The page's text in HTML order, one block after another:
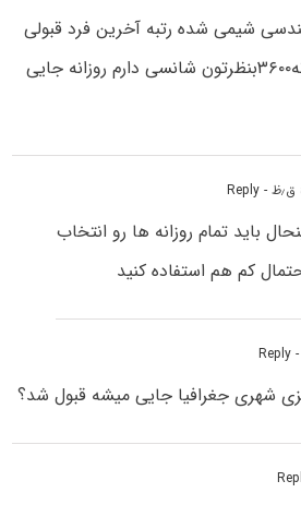
ببخشید رتبم۱۶۲۲مهندسی شیمی شده رتبه آخرین فرد قبولی
مجاز درانتخاب رشته روزانه۳۶۰۰بنظرتون شانسی دارم روزانه جایی
- Reply
باید تمام روزانه ها رو انتخاب
کم هم استفاده کنید
-